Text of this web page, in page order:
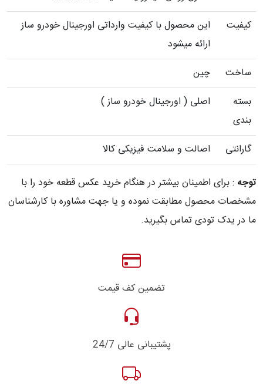
کیفیت
این محصول با کیفیت وارداتی اورجینال خودرو ساز
ارائه میشود
ساخت
چین
بسته
بندی
اصلی ( اورجینال خودرو ساز )
گارانتی اصالت و سلامت فیزیکی کالا
توجه : برای اطمینان بیشتر در هنگام خرید عکس قطعه خود را با
مشخصات محصول مطابقت نموده و یا جهت مشاوره با کارشناسان
ما در یدک تودی تماس بگیرید.
تضمین کف قیمت
پشتیبانی عالی 24/7